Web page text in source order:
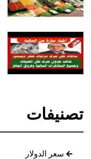
تصنيفات
سعر الدولار